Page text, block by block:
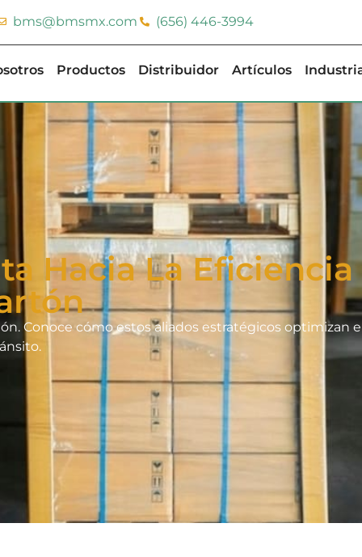
bms@bmsmx.com (656) 446-3994
Productos Distribuidor Artículos
Hacia La
Conoce cómo estos aliados estratégicos optimizan